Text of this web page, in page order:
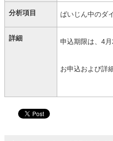
分析項目 ばいじん中のダ
詳細 申込期限は、4月
お申込および詳